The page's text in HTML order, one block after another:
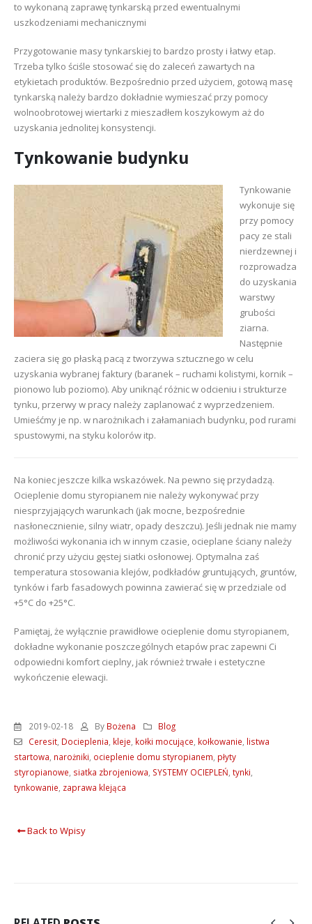
to wykonaną zaprawę tynkarską przed ewentualnymi
uszkodzeniami mechanicznymi
Przygotowanie masy tynkarskiej to bardzo prosty i łatwy etap.
Trzeba tylko ściśle stosować się do zaleceń zawartych na
etykietach produktów. Bezpośrednio przed użyciem, gotową masę
tynkarską należy bardzo dokładnie wymieszać przy pomocy
wolnoobrotowej wiertarki z mieszadłem koszykowym aż do
uzyskania jednolitej konsystencji.
Tynkowanie budynku
Tynkowanie
wykonuje się
przy pomocy
pacy ze stali
nierdzewnej i
rozprowadza
do uzyskania
warstwy
grubości
ziarna.
Następnie
zaciera się go płaską pacą z tworzywa sztucznego w celu
uzyskania wybranej faktury (baranek – ruchami kolistymi, kornik –
pionowo lub poziomo). Aby uniknąć różnic w odcieniu i strukturze
tynku, przerwy w pracy należy zaplanować z wyprzedzeniem.
Umieśćmy je np. w narożnikach i załamaniach budynku, pod rurami
spustowymi, na styku kolorów itp.
Na koniec jeszcze kilka wskazówek. Na pewno się przydadzą.
Ocieplenie domu styropianem nie należy wykonywać przy
niesprzyjających warunkach (jak mocne, bezpośrednie
nasłonecznienie, silny wiatr, opady deszczu). Jeśli jednak nie mamy
możliwości wykonania ich w innym czasie, ocieplane ściany należy
chronić przy użyciu gęstej siatki osłonowej. Optymalna zaś
temperatura stosowania klejów, podkładów gruntujących, gruntów,
tynków i farb fasadowych powinna zawierać się w przedziale od
+5°C do +25°C.
Pamiętaj, że wyłącznie prawidłowe ocieplenie domu styropianem,
dokładne wykonanie poszczególnych etapów prac zapewni Ci
odpowiedni komfort cieplny, jak również trwałe i estetyczne
wykończenie elewacji.
2019-02-18 By Bożena
Blog
Ceresit, Docieplenia, kleje, kołki mocujące, kołkowanie, listwa
startowa, narożniki, ocieplenie domu styropianem, płyty
styropianowe, siatka zbrojeniowa, SYSTEMY OCIEPLEŃ, tynki,
tynkowanie, zaprawa klejąca
Back to Wpisy